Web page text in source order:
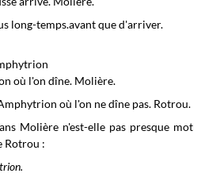
long-temps.avant que d'arriver.
où l'on dîne. Molière.
où l'on ne dîne pas. Rotrou.
Molière n'est-elle pas presque mot
Rotrou :